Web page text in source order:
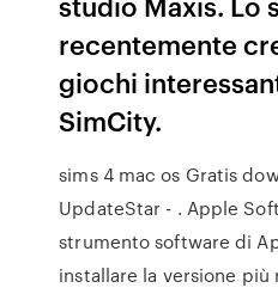
recentemente
giochi
SimCity.
sims 4 mac os Gratis
UpdateStar - . Apple
strumento software di
installare la versione